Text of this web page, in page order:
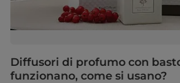
Diffusori di profumo con
funzionano, come si usano?